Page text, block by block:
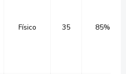
Físico 35 85%